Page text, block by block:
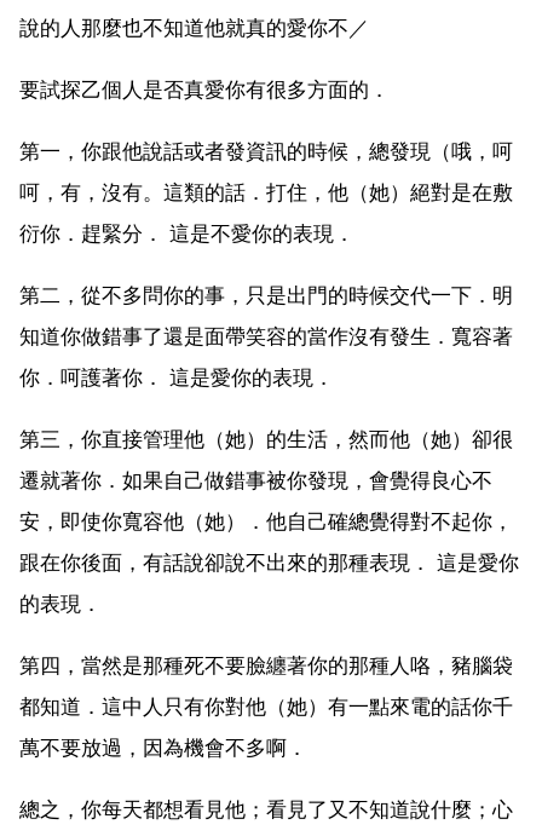
說的人那麼也不知道他就真的愛你不／
要試探乙個人是否真愛你有很多方面的．
第一，你跟他說話或者發資訊的時候，總發現（哦，呵
呵，有，沒有。這類的話．打住，他（她）絕對是在敷
衍你．趕緊分． 這是不愛你的表現．
第二，從不多問你的事，只是出門的時候交代一下．明
知道你做錯事了還是面帶笑容的當作沒有發生．寬容著
你．呵護著你． 這是愛你的表現．
第三，你直接管理他（她）的生活，然而他（她）卻很
遷就著你．如果自己做錯事被你發現，會覺得良心不
安，即使你寬容他（她）．他自己確總覺得對不起你，
跟在你後面，有話說卻說不出來的那種表現． 這是愛你
的表現．
第四，當然是那種死不要臉纏著你的那種人咯，豬腦袋
都知道．這中人只有你對他（她）有一點來電的話你千
萬不要放過，因為機會不多啊．
總之，你每天都想看見他；看見了又不知道說什麼；心